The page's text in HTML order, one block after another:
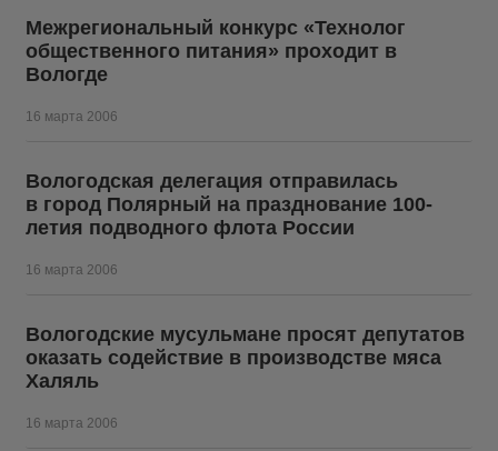
Межрегиональный конкурс «Технолог
общественного питания» проходит в
Вологде
16 марта 2006
Вологодская делегация отправилась
в город Полярный на празднование 100-
летия подводного флота России
16 марта 2006
Вологодские мусульмане просят депутатов
оказать содействие в производстве мяса
Халяль
16 марта 2006